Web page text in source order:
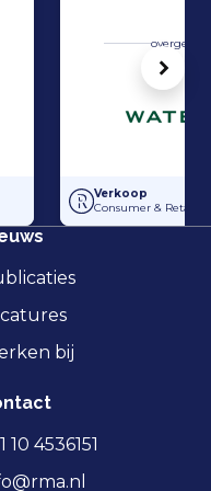
in Gulpener overgenomen
Strategisch
Verkoop
Consumer & Retail
bij
10 4536151